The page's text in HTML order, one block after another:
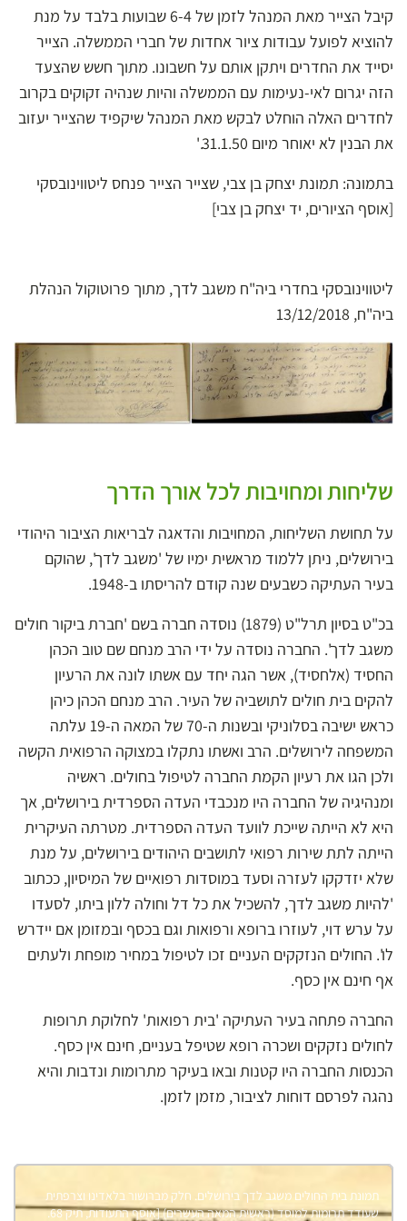
קיבל הצייר מאת המנהל לזמן של 6-4 שבועות בלבד על מנת
להוציא לפועל עבודות ציור אחדות של חברי הממשלה. הצייר
יסייד את החדרים ויתקן אותם על חשבונו. מתוך חשש שהצעד
הזה יגרום לאי-נעימות עם הממשלה והיות שנהיה זקוקים בקרוב
לחדרים האלה הוחלט לבקש מאת המנהל שיקפיד שהצייר יעזוב
את הבנין לא יאוחר מיום 31.1.50.'
בתמונה: תמונת יצחק בן צבי, שצייר הצייר פנחס ליטווינובסקי
[אוסף הציורים, יד יצחק בן צבי]
ליטווינובסקי בחדרי ביה"ח משגב לדך, מתוך פרוטוקול הנהלת
ביה"ח, 13/12/2018
שליחות ומחויבות לכל אורך הדרך
על תחושת השליחות, המחויבות והדאגה לבריאות הציבור היהודי
בירושלים, ניתן ללמוד מראשית ימיו של 'משגב לדך', שהוקם
בעיר העתיקה כשבעים שנה קודם להריסתו ב-1948.
בכ"ט בסיון תרל"ט (1879) נוסדה חברה בשם 'חברת ביקור חולים
משגב לדך'. החברה נוסדה על ידי הרב מנחם שם טוב הכהן
החסיד (אלחסיד), אשר הגה יחד עם אשתו לונה את הרעיון
להקים בית חולים לתושביה של העיר. הרב מנחם הכהן כיהן
כראש ישיבה בסלוניקי ובשנות ה-70 של המאה ה-19 עלתה
המשפחה לירושלים. הרב ואשתו נתקלו במצוקה הרפואית הקשה
ולכן הגו את רעיון הקמת החברה לטיפול בחולים. ראשיה
ומנהיגיה של החברה היו מנכבדי העדה הספרדית בירושלים, אך
היא לא הייתה שייכת לוועד העדה הספרדית. מטרתה העיקרית
הייתה לתת שירות רפואי לתושבים היהודים בירושלים, על מנת
שלא יזדקקו לעזרה וסעד במוסדות רפואיים של המיסיון, ככתוב
'להיות משגב לדך, להשכיל את כל דל וחולה ללון ביתו, לסעדו
על ערש דוי, לעוזרו ברופא ורפואות וגם בכסף ובמזומן אם יידרש
לו'. החולים הנזקקים העניים זכו לטיפול במחיר מופחת ולעתים
אף חינם אין כסף.
החברה פתחה בעיר העתיקה 'בית רפואות' לחלוקת תרופות
לחולים נזקקים ושכרה רופא שטיפל בעניים, חינם אין כסף.
הכנסות החברה היו קטנות ובאו בעיקר מתרומות ונדבות והיא
נהגה לפרסם דוחות לציבור, מזמן לזמן.
תמונת בית החולים משגב לדך בירושלים. חלק מברושור בלאדינו וצרפתית
שעודד תרומות למוסד (ראשית המאה העשרים) [אוסף התעודות, תיק 68.
חצר ההמתנה, בכניסה לבית החולים משגב לדך בעיר העתיקה (שנות
העשרים). מעל הדלת – שלט ההנצחה על תרומת ספריית 'שדי חמד'. [אוסף
תמונת בית החולים משגב לדך בירושלים. חלק מברושור בלאדינו וצרפתית
שעודד תרומות למוסד (ראשית המאה העשרים) [אוסף התעודות, תיק 68.
חצר ההמתנה, בכניסה לבית החולים משגב לדך בעיר העתיקה (שנות
העשרים). מעל הדלת – שלט ההנצחה על תרומת ספריית 'שדי חמד'. [אוסף